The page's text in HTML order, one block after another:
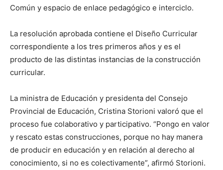
Común y espacio de enlace pedagógico e interciclo.
La resolución aprobada contiene el Diseño Curricular
correspondiente a los tres primeros años y es el
producto de las distintas instancias de la construcción
curricular.
La ministra de Educación y presidenta del Consejo
Provincial de Educación, Cristina Storioni valoró que el
proceso fue colaborativo y participativo. “Pongo en valor
y rescato estas construcciones, porque no hay manera
de producir en educación y en relación al derecho al
conocimiento, si no es colectivamente”, afirmó Storioni.